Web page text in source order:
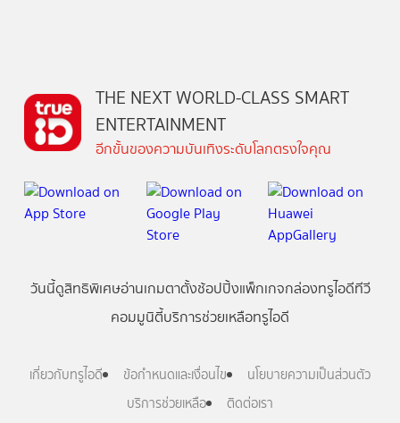
THE NEXT WORLD-CLASS SMART
ENTERTAINMENT
อีกขั้นของความบันเทิงระดับโลกตรงใจคุณ
วันนี้ดูสิทธิพิเศษอ่านเกมตาตั้งช้อปปิ้งแพ็กเกจกล่องทรูไอดีทีวี
คอมมูนิตี้บริการช่วยเหลือทรูไอดี
เกี่ยวกับทรูไอดี ข้อกำหนดและเงื่อนไข
นโยบายความเป็นส่วนตัว
บริการช่วยเหลือ
ติดต่อเรา